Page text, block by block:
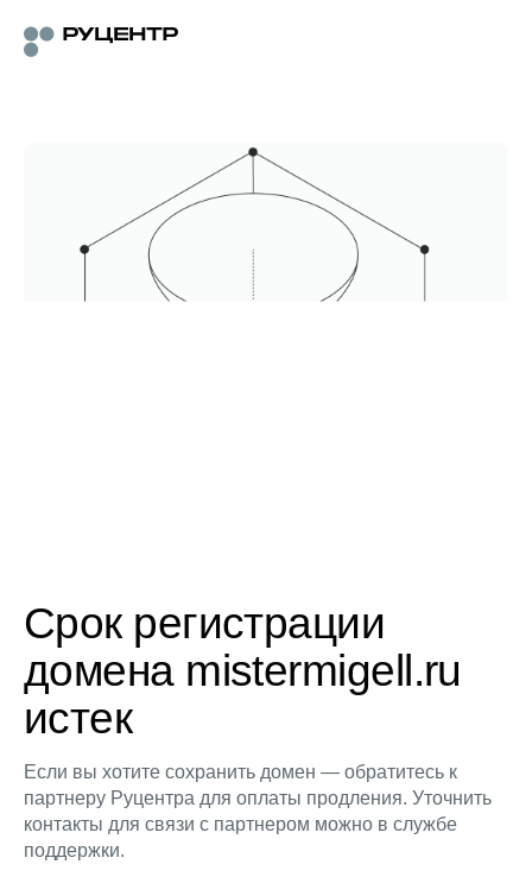
Срок регистрации
домена mistermigell.ru
истек
Если вы хотите сохранить домен — обратитесь к
партнеру Руцентра для оплаты продления. Уточнить
контакты для связи с партнером можно в службе
поддержки.